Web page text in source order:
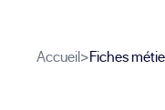
Accueil>Fiches